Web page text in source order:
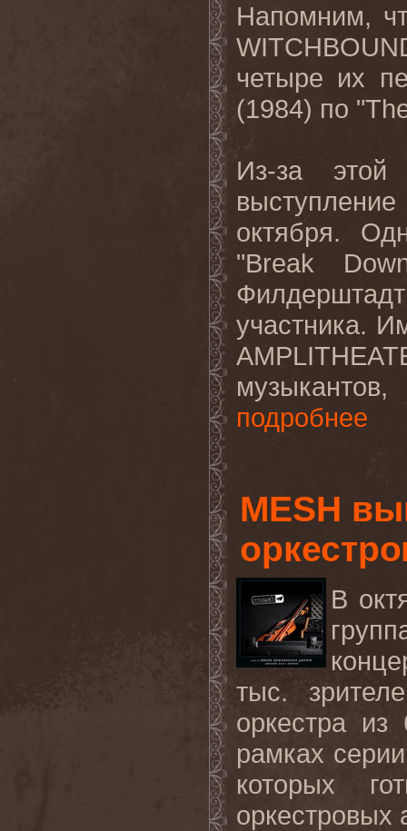
Напомним,
четыре их
(1984) по "
Из-за
октября.
"Break
участника.
подробнее
MESH
В
тыс.
оркестра
рамках
которых
оркестровых